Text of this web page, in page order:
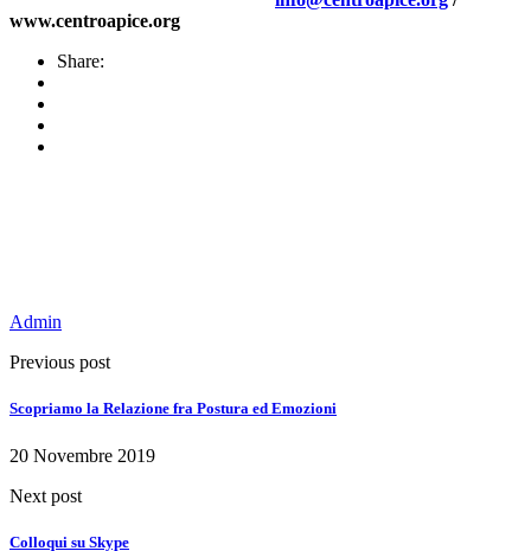
www.centroapice.org
Share:
Admin
Previous post
Scopriamo la Relazione fra Postura ed Emozioni
20 Novembre 2019
Next post
Colloqui su Skype